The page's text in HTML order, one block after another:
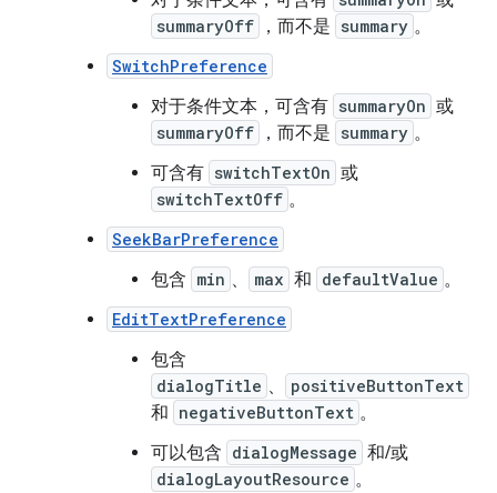
summaryOff ，而不是 summary 。
SwitchPreference
对于条件文本，可含有 summaryOn 或
summaryOff ，而不是 summary 。
可含有 switchTextOn 或
switchTextOff 。
SeekBarPreference
包含 min 、 max 和 defaultValue 。
EditTextPreference
包含
dialogTitle 、 positiveButtonText
和 negativeButtonText 。
可以包含 dialogMessage 和/或
dialogLayoutResource 。